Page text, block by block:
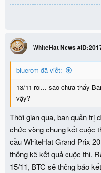
đổi lớn: số điểm các đội
thành công các challenge
9 challenge. Để biết thêm
đăng Thể lệ cuộc thi An
(update ngày 20/9/2018).
Các đội tham gia luyện tập
mới và gửi tới Ban quản trị
WarGame.whitehat.vn để các
vị hơn.
Mọi ý kiến đóng góp xin mời
WhiteHat News
bluerom đã viết:
13/11 rồi... sao chưa thấy
vậy?
Thời gian qua, ban quản trị
chức vòng chung kết cuộc
cầu WhiteHat Grand Prix
thống kê kết quả cuộc thi.
15/11, BTC sẽ thông báo